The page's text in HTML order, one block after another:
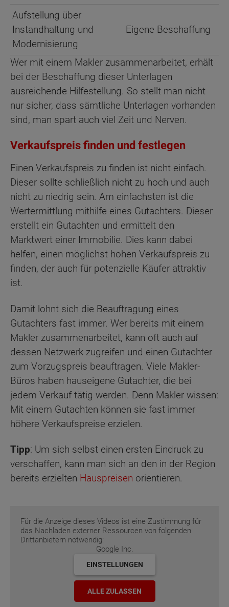
Aufstellung über
Instandhaltung und
Modernisierung
Eigene Beschaffung
Wer mit einem Makler zusammenarbeitet, erhält
bei der Beschaffung dieser Unterlagen
ausreichende Hilfestellung. So stellt man nicht
nur sicher, dass sämtliche Unterlagen vorhanden
sind, man spart auch viel Zeit und Nerven.
Verkaufspreis finden und festlegen
Einen Verkaufspreis zu finden ist nicht einfach.
Dieser sollte schließlich nicht zu hoch und auch
nicht zu niedrig sein. Am einfachsten ist die
Wertermittlung mithilfe eines Gutachters. Dieser
erstellt ein Gutachten und ermittelt den
Marktwert einer Immobilie. Dies kann dabei
helfen, einen möglichst hohen Verkaufspreis zu
finden, der auch für potenzielle Käufer attraktiv
ist.
Damit lohnt sich die Beauftragung eines
Gutachters fast immer. Wer bereits mit einem
Makler zusammenarbeitet, kann oft auch auf
dessen Netzwerk zugreifen und einen Gutachter
zum Vorzugspreis beauftragen. Viele Makler-
Büros haben hauseigene Gutachter, die bei
jedem Verkauf tätig werden. Denn Makler wissen:
Mit einem Gutachten können sie fast immer
höhere Verkaufspreise erzielen.
Tipp: Um sich selbst einen ersten Eindruck zu
verschaffen, kann man sich an den in der Region
bereits erzielten Hauspreisen orientieren.
Für die Anzeige dieses Videos ist eine Zustimmung für
das Nachladen externer Ressourcen von folgenden
Drittanbietern notwendig:
Google Inc.
EINSTELLUNGEN
ALLE ZULASSEN